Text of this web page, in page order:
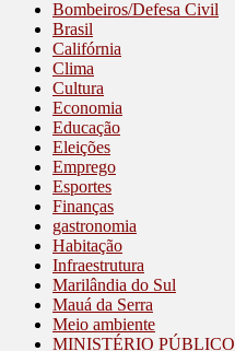
Bombeiros/Defesa Civil
Brasil
Califórnia
Clima
Cultura
Economia
Educação
Eleições
Emprego
Esportes
Finanças
gastronomia
Habitação
Infraestrutura
Marilândia do Sul
Mauá da Serra
Meio ambiente
MINISTÉRIO PÚBLICO